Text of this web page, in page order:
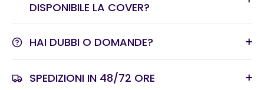
DISPONIBILE LA COVER?
HAI DUBBI O DOMANDE?
SPEDIZIONI IN 48/72 ORE